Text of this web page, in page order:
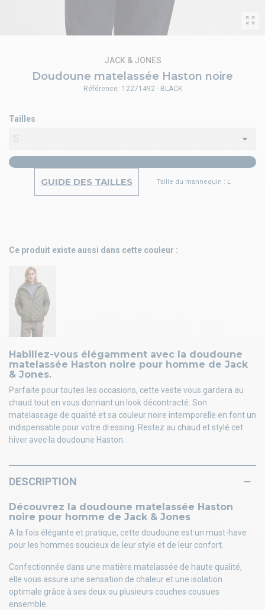
Doudoune matelassée Haston noire
JACK & JONES
Habillez-vous élégamment avec la doudoune
matelassée Haston noire pour homme de Jack
& Jones.
Parfaite pour toutes les occasions, cette veste vous gardera au
chaud tout en vous donnant un look décontracté. Son
matelassage de qualité et sa couleur noire intemporelle en font un
indispensable pour votre dressing. Restez au chaud et stylé cet
hiver avec la doudoune Haston.
Tailles
GUIDE DES TAILLES Taille du mannequin : L
Référence: 12271492 - BLACK
Ce produit existe aussi dans cette couleur :
DESCRIPTION
Découvrez la doudoune matelassée Haston
noire pour homme de Jack & Jones
A la fois élégante et pratique, cette doudoune est un must-have
pour les hommes soucieux de leur style et de leur confort.
Confectionnée dans une matière matelassée de haute qualité,
elle vous assure une sensation de chaleur et une isolation
optimale grâce à ses deux ou plusieurs couches cousues
ensemble.